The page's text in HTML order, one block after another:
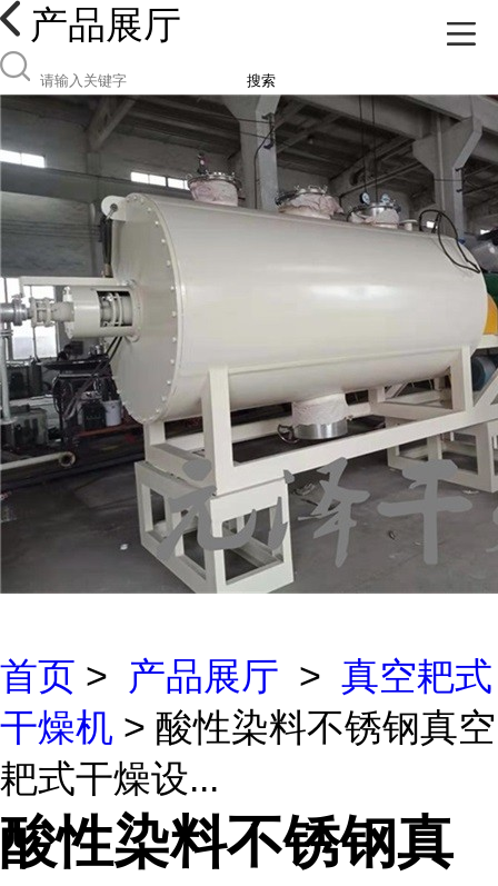
产品展厅
搜索
首页 > 产品展厅 > 真空耙式
干燥机 > 酸性染料不锈钢真空
耙式干燥设...
酸性染料不锈钢真